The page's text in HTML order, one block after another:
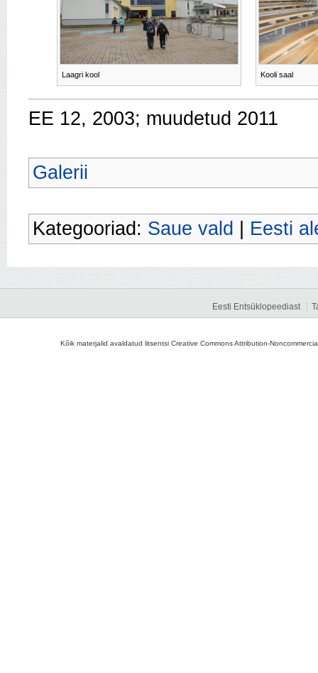
Laagri kool Kooli saal
EE 12, 2003; muudetud 2011
Galerii
Kategooriad: Saue vald Eesti
Eesti Entsüklopeediast
Kõik materjalid avaldatud litsentsi Creative Commons Attribution-